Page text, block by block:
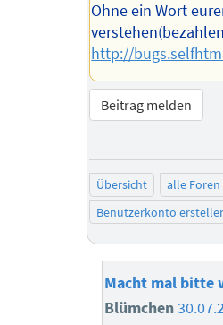
Ohne ein Wort
http://
Beitrag melden
Übersicht alle Foren
Benutzerkonto
Macht mal bitte
Blümchen